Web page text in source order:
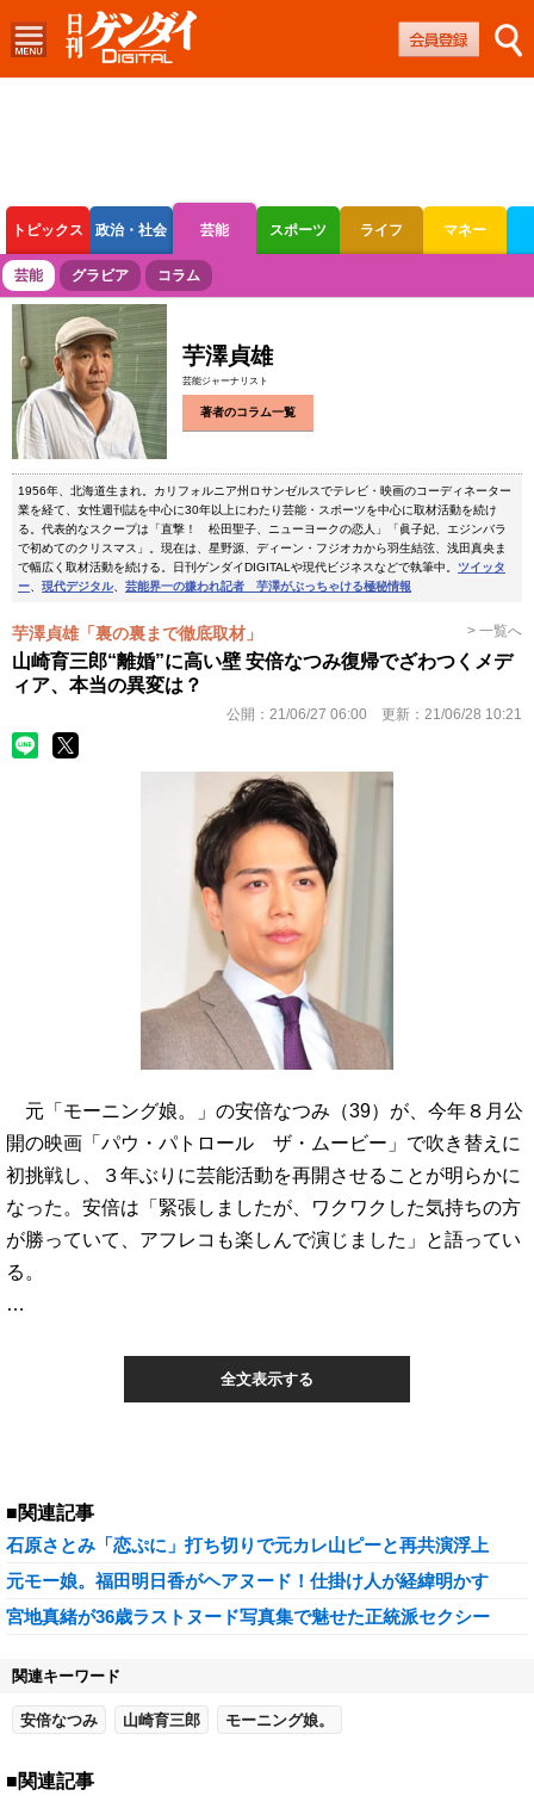
トピックス 政治・社会 芸能 スポーツ ライフ マネー
ボートレース 競輪 オートレース
芸能 グラビア コラム
芋澤貞雄
芸能ジャーナリスト
著者のコラム一覧
1956年、北海道生まれ。カリフォルニア州ロサンゼルスでテレビ・映画のコーディネーター
業を経て、女性週刊誌を中心に30年以上にわたり芸能・スポーツを中心に取材活動を続け
る。代表的なスクープは「直撃！ 松田聖子、ニューヨークの恋人」「眞子妃、エジンバラ
で初めてのクリスマス」。現在は、星野源、ディーン・フジオカから羽生結弦、浅田真央ま
で幅広く取材活動を続ける。日刊ゲンダイDIGITALや現代ビジネスなどで執筆中。 ツイッタ
ー
現代デジタル、 芸能界一の嫌われ記者 芋澤がぶっちゃける極秘情報
芋澤貞雄「裏の裏まで徹底取材」 > 一覧へ
山崎育三郎“離婚”に高い壁 安倍なつみ復帰でざわつくメデ
ィア、本当の異変は？
公開： 21/06/27 06:00 更新： 21/06/28 10:21
元「モーニング娘。」の安倍なつみ（39）が、今年８月公
開の映画「パウ・パトロール ザ・ムービー」で吹き替えに
初挑戦し、３年ぶりに芸能活動を再開させることが明らかに
なった。安倍は「緊張しましたが、ワクワクした気持ちの方
が勝っていて、アフレコも楽しんで演じました」と語ってい
る。
…
全文表示する
■関連記事
石原さとみ「恋ぷに」打ち切りで元カレ山ピーと再共演浮上
元モー娘。福田明日香がヘアヌード！仕掛け人が経緯明かす
宮地真緒が36歳ラストヌード写真集で魅せた正統派セクシー
関連キーワード
安倍なつみ 山崎育三郎 モーニング娘。
■関連記事